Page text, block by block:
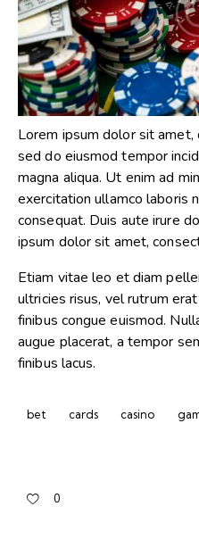
Lorem ipsum dolor sit
sed do eiusmod tempor
magna aliqua. Ut enim ad
exercitation ullamco laboris
consequat. Duis aute irure
ipsum dolor sit amet,
Etiam vitae leo et diam
ultricies risus, vel rutrum
finibus congue euismod.
augue placerat, a tempor
finibus lacus.
bet cards casino
0